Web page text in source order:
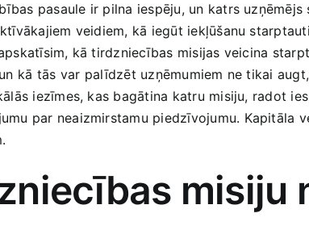
pasaule ir pilna iespēju, un katrs
veidiem, kā iegūt iekļūšanu
kā tirdzniecības misijas veicina
kā tās ⁤var ⁢palīdzēt uzņēmumiem ne tikai
iezīmes, kas ​bagātina katru misiju, radot
par neaizmirstamu piedzīvojumu. Kapitāla
misiju